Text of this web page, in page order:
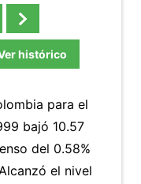
histórico
para el
bajó 10.57
del 0.58%
el nivel